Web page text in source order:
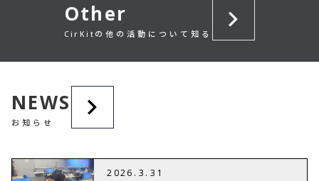
Other
CirKit の他の活動について知る
NEWS
お知らせ
2026 . 3 .31